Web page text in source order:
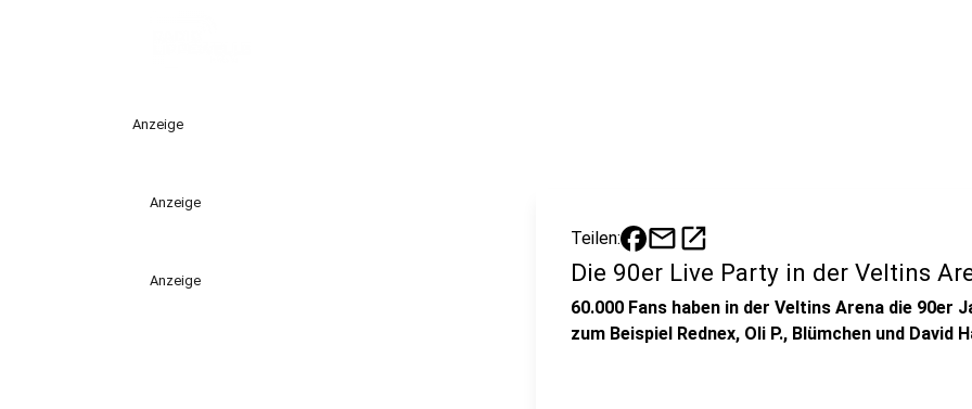
Anzeige
Anzeige
Anzeige
Teilen: mailopen_in_new
Die 90er Live Party in der Veltins
60.000 Fans haben in der Veltins Arena die 90er
zum Beispiel Rednex, Oli P., Blümchen und David